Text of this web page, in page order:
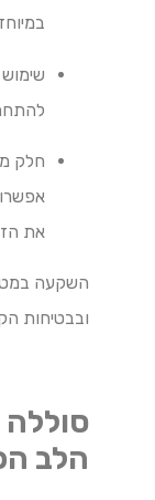
חלק
את
השקעה
ובבטיחות
הלב